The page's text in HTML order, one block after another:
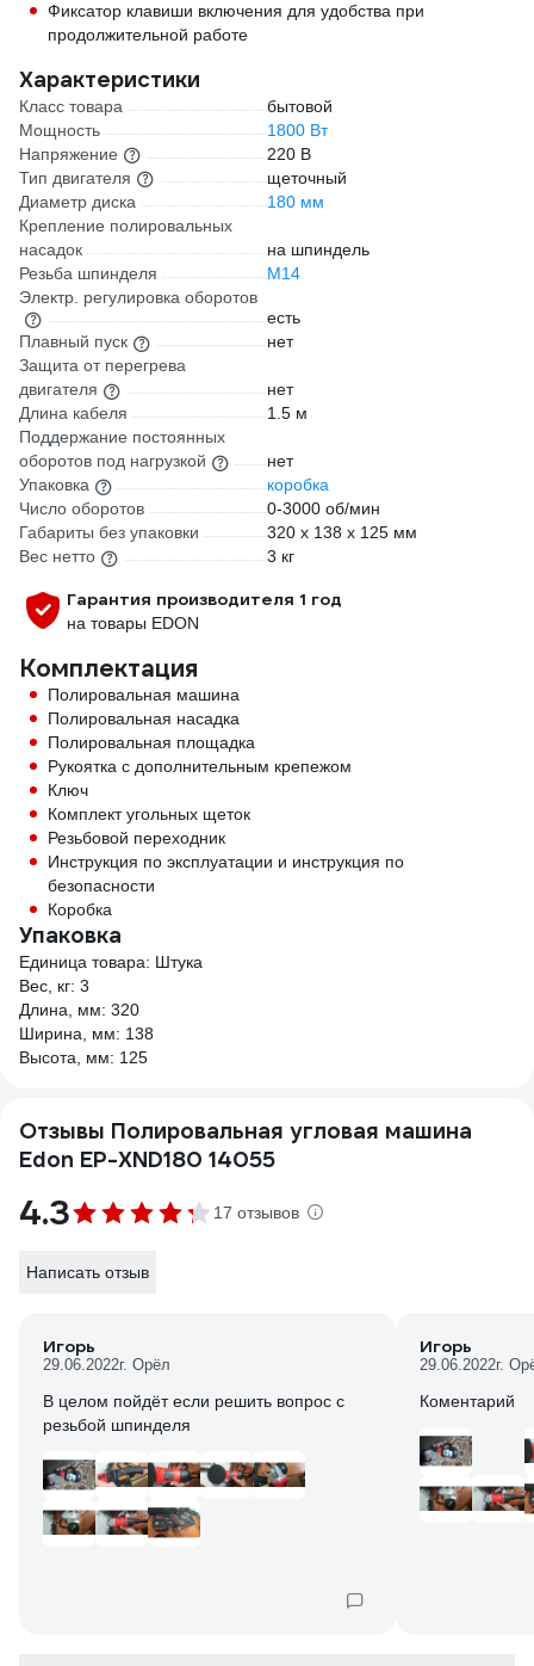
Фиксатор клавиши включения для удобства при
продолжительной работе
Характеристики
Класс товара
бытовой
Мощность
1800 Вт
Напряжение
220 В
Тип двигателя
щеточный
Диаметр диска
180 мм
Крепление полировальных
насадок
на шпиндель
Резьба шпинделя
М14
Электр. регулировка оборотов
есть
Плавный пуск
нет
Защита от перегрева
двигателя
нет
Длина кабеля
1.5 м
Поддержание постоянных
оборотов под нагрузкой
нет
Упаковка
коробка
Число оборотов
0-3000 об/мин
Габариты без упаковки
320 х 138 х 125 мм
Вес нетто
3 кг
Гарантия производителя 1 год
на товары EDON
Комплектация
Полировальная машина
Полировальная насадка
Полировальная площадка
Рукоятка с дополнительным крепежом
Ключ
Комплект угольных щеток
Резьбовой переходник
Инструкция по эксплуатации и инструкция по
безопасности
Коробка
Упаковка
Единица товара: Штука
Вес, кг: 3
Длина, мм: 320
Ширина, мм: 138
Высота, мм: 125
Отзывы Полировальная угловая машина
Edon EP-XND180 14055
4.3 17 отзывов
Написать отзыв
Игорь
29.06.2022г. Орёл
В целом пойдёт если решить вопрос с
резьбой шпинделя
Игорь
29.06.2022г.
Коментарий